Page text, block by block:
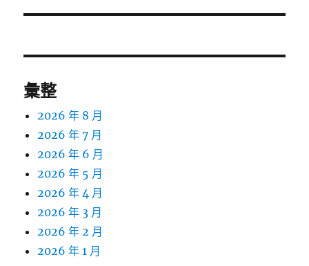
文
彙整
2026 年 8 月
2026 年 7 月
2026 年 6 月
2026 年 5 月
2026 年 4 月
2026 年 3 月
2026 年 2 月
2026 年 1 月